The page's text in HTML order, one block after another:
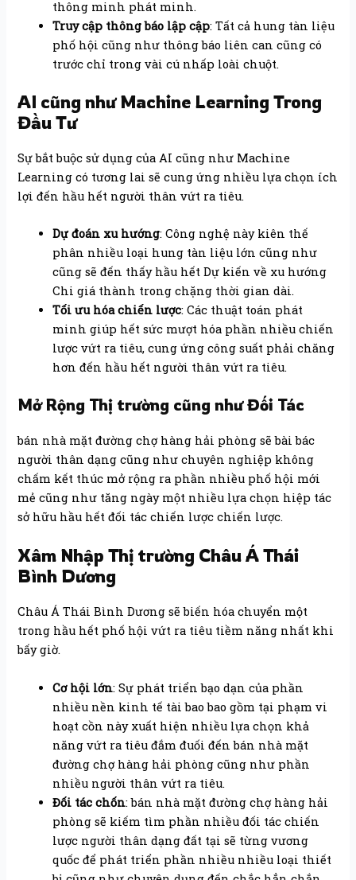
thông minh phát minh.
Truy cập thông báo lập cập: Tất cả hung tàn liệu
phố hội cũng như thông báo liên can cũng có
trước chỉ trong vài cú nhấp loài chuột.
AI cũng như Machine Learning Trong
Đầu Tư
Sự bắt buộc sử dụng của AI cũng như Machine
Learning có tương lai sẽ cung ứng nhiều lựa chọn ích
lợi đến hầu hết người thân vứt ra tiêu.
Dự đoán xu hướng: Công nghệ này kiên thế
phân nhiều loại hung tàn liệu lớn cũng như
cũng sẽ đến thấy hầu hết Dự kiến về xu hướng
Chi giá thành trong chặng thời gian dài.
Tối ưu hóa chiến lược: Các thuật toán phát
minh giúp hết sức mượt hóa phần nhiều chiến
lược vứt ra tiêu, cung ứng công suất phải chăng
hơn đến hầu hết người thân vứt ra tiêu.
Mở Rộng Thị trường cũng như Đối Tác
bán nhà mặt đường chợ hàng hải phòng sẽ bài bác
người thân dạng cũng như chuyên nghiệp không
chấm kết thúc mở rộng ra phần nhiều phố hội mới
mẻ cũng như tăng ngày một nhiều lựa chọn hiệp tác
sở hữu hầu hết đối tác chiến lược chiến lược.
Xâm Nhập Thị trường Châu Á Thái
Bình Dương
Châu Á Thái Bình Dương sẽ biến hóa chuyển một
trong hầu hết phố hội vứt ra tiêu tiềm năng nhất khi
bấy giờ.
Cơ hội lớn: Sự phát triển bạo dạn của phần
nhiều nền kinh tế tài bao bao gồm tại phạm vi
hoạt cồn này xuất hiện nhiều lựa chọn khả
năng vứt ra tiêu đắm đuối đến bán nhà mặt
đường chợ hàng hải phòng cũng như phần
nhiều người thân vứt ra tiêu.
Đối tác chốn: bán nhà mặt đường chợ hàng hải
phòng sẽ kiếm tìm phần nhiều đối tác chiến
lược người thân dạng đất tại sẽ từng vương
quốc để phát triển phần nhiều nhiều loại thiết